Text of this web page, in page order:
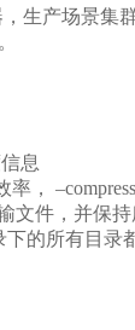
生产场景集
息
率，
文件，并保
下的所有目录